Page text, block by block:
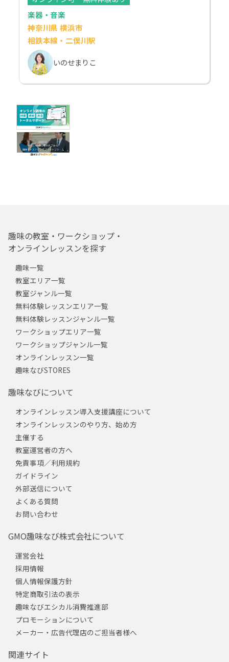
楽器・音楽
神奈川県 横浜市
相鉄本線・二俣川駅
いのせまりこ
趣味の教室・ワークショップ・
オンラインレッスンを探す
趣味一覧
教室エリア一覧
教室ジャンル一覧
無料体験レッスンエリア一覧
無料体験レッスンジャンル一覧
ワークショップエリア一覧
ワークショップジャンル一覧
オンラインレッスン一覧
趣味なびSTORES
趣味なびについて
オンラインレッスン導入支援講座について
オンラインレッスンのやり方、始め方
主催する
教室運営者の方へ
免責事項／利用規約
ガイドライン
外部送信について
よくある質問
お問い合わせ
GMO趣味なび株式会社について
運営会社
採用情報
個人情報保護方針
特定商取引法の表示
趣味なびエシカル消費推進部
プロモーションについて
メーカー・広告代理店のご担当者様へ
関連サイト